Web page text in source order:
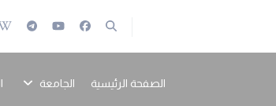
الصفحة الرئيسية الجامعة